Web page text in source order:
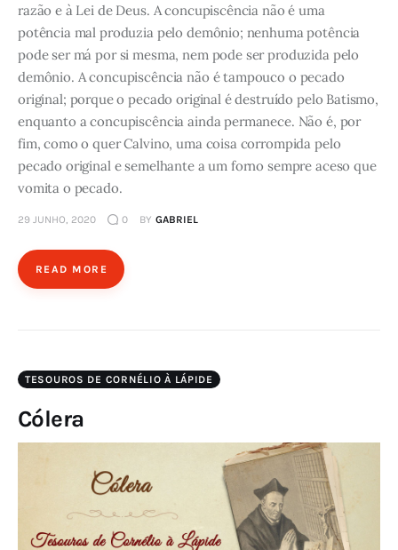
razão e à Lei de Deus. A concupiscência não é uma
potência mal produzia pelo demônio; nenhuma potência
pode ser má por si mesma, nem pode ser produzida pelo
demônio. A concupiscência não é tampouco o pecado
original; porque o pecado original é destruído pelo Batismo,
enquanto a concupiscência ainda permanece. Não é, por
fim, como o quer Calvino, uma coisa corrompida pelo
pecado original e semelhante a um forno sempre aceso que
vomita o pecado.
29 JUNHO, 2020 0 BY GABRIEL
READ MORE
TESOUROS DE CORNÉLIO À LÁPIDE
Cólera